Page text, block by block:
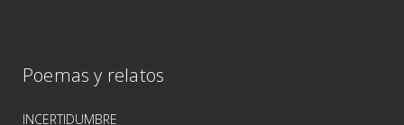
Poemas y relatos
INCERTIDUMBRE